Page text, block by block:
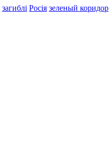
загиблі Росія зеленый коридор